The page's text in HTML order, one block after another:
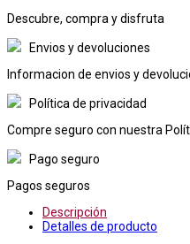
Descubre, compra y disfruta
Envios y devoluciones
Informacion de envios y
Política de privacidad
Compre seguro con nuestra
Pago seguro
Pagos seguros
Descripción
Detalles de producto